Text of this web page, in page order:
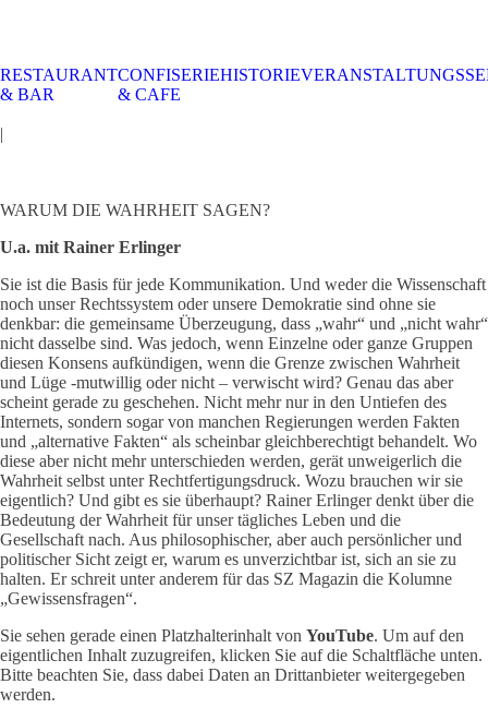
CAFE &
RESTAURANT
TISCHRESERVIERUNGKARRIERE
TISCHRESERVIERUNGKARRIERE
RESTAURANT
& BAR
CONFISERIE
& CAFE
HISTORIE
|
WARUM DIE WAHRHEIT SAGEN?
U.a. mit Rainer Erlinger
Sie ist die Basis für jede Kommunikation. Und weder die Wissenschaft
noch unser Rechtssystem oder unsere Demokratie sind ohne sie
denkbar: die gemeinsame Überzeugung, dass „wahr“ und „nicht wahr“
nicht dasselbe sind. Was jedoch, wenn Einzelne oder ganze Gruppen
diesen Konsens aufkündigen, wenn die Grenze zwischen Wahrheit
und Lüge -mutwillig oder nicht – verwischt wird? Genau das aber
scheint gerade zu geschehen. Nicht mehr nur in den Untiefen des
Internets, sondern sogar von manchen Regierungen werden Fakten
und „alternative Fakten“ als scheinbar gleichberechtigt behandelt. Wo
diese aber nicht mehr unterschieden werden, gerät unweigerlich die
Wahrheit selbst unter Rechtfertigungsdruck. Wozu brauchen wir sie
eigentlich? Und gibt es sie überhaupt? Rainer Erlinger denkt über die
Bedeutung der Wahrheit für unser tägliches Leben und die
Gesellschaft nach. Aus philosophischer, aber auch persönlicher und
politischer Sicht zeigt er, warum es unverzichtbar ist, sich an sie zu
halten. Er schreit unter anderem für das SZ Magazin die Kolumne
„Gewissensfragen“.
Sie sehen gerade einen Platzhalterinhalt von YouTube. Um auf den
eigentlichen Inhalt zuzugreifen, klicken Sie auf die Schaltfläche unten.
Bitte beachten Sie, dass dabei Daten an Drittanbieter weitergegeben
werden.